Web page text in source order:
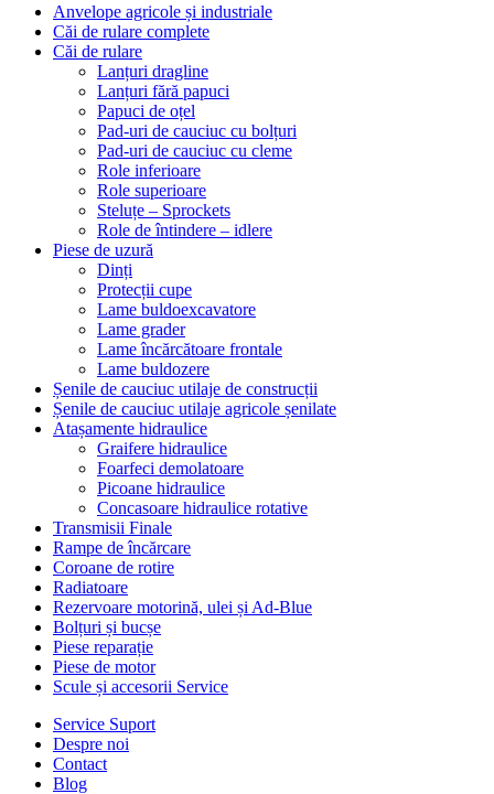
Anvelope agricole și industriale
Căi de rulare complete
Căi de rulare
Lanțuri dragline
Lanțuri fără papuci
Papuci de oțel
Pad-uri de cauciuc cu bolțuri
Pad-uri de cauciuc cu cleme
Role inferioare
Role superioare
Steluțe – Sprockets
Role de întindere – idlere
Piese de uzură
Dinți
Protecții cupe
Lame buldoexcavatore
Lame grader
Lame încărcătoare frontale
Lame buldozere
Șenile de cauciuc utilaje de construcții
Șenile de cauciuc utilaje agricole șenilate
Atașamente hidraulice
Graifere hidraulice
Foarfeci demolatoare
Picoane hidraulice
Concasoare hidraulice rotative
Transmisii Finale
Rampe de încărcare
Coroane de rotire
Radiatoare
Rezervoare motorină, ulei și Ad-Blue
Bolțuri și bucșe
Piese reparație
Piese de motor
Scule și accesorii Service
Service Suport
Despre noi
Contact
Blog